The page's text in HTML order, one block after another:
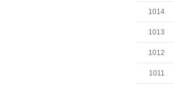
1014
1013
1012
1011